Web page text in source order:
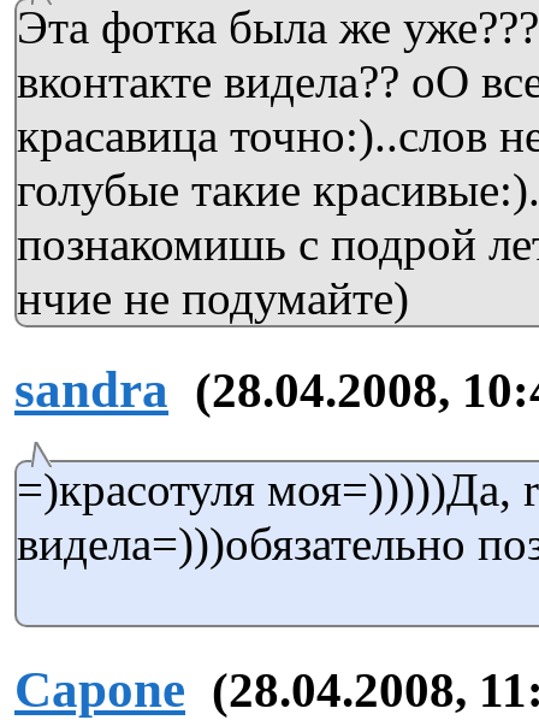
Эта фотка была же
вконтакте видела?? оО
красавица точно:)..слов
голубые такие
познакомишь с подрой
нчие не подумайте)
sandra (28.04.2008,
=)красотуля моя=)))))Да,
видела=)))обязательно
Capone (28.04.2008,